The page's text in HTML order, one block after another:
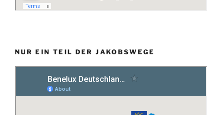
NUR EIN TEIL DER JAKOBSWEGE